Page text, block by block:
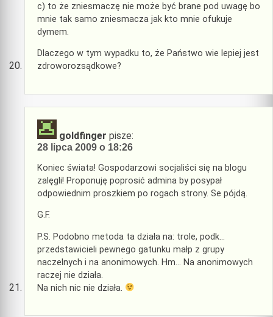
c) to że zniesmaczę nie może być brane pod uwagę bo
mnie tak samo zniesmacza jak kto mnie ofukuje
dymem.
Dlaczego w tym wypadku to, że Państwo wie lepiej jest
zdroworozsądkowe?
goldfinger pisze:
28 lipca 2009 o 18:26
Koniec świata! Gospodarzowi socjaliści się na blogu
zalęgli! Proponuję poprosić admina by posypał
odpowiednim proszkiem po rogach strony. Se pójdą.
G.F.
P.S. Podobno metoda ta działa na: trole, podk…
przedstawicieli pewnego gatunku małp z grupy
naczelnych i na anonimowych. Hm… Na anonimowych
raczej nie działa.
Na nich nic nie działa.